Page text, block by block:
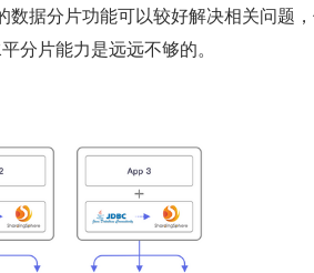
据分片功能可以较好解决相关问题
分片能力是远远不够的。